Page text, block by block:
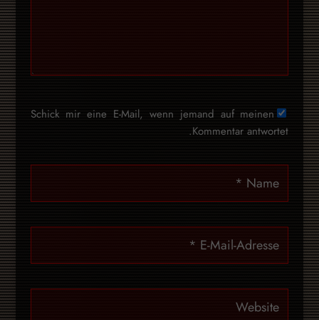
Schick mir eine E-Mail, wenn jemand auf meinen
Kommentar antwortet.